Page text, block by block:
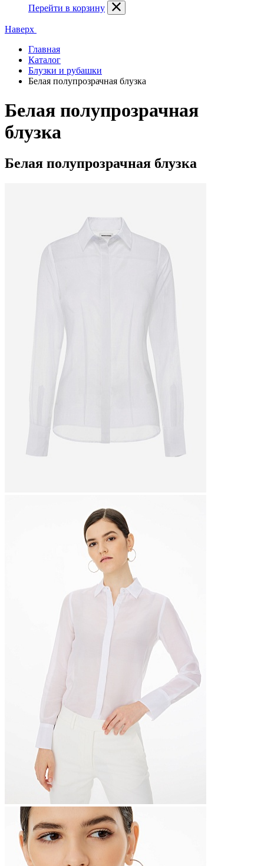
Перейти в корзину
Наверх
Главная
Каталог
Блузки и рубашки
Белая полупрозрачная блузка
Белая полупрозрачная
блузка
Белая полупрозрачная блузка